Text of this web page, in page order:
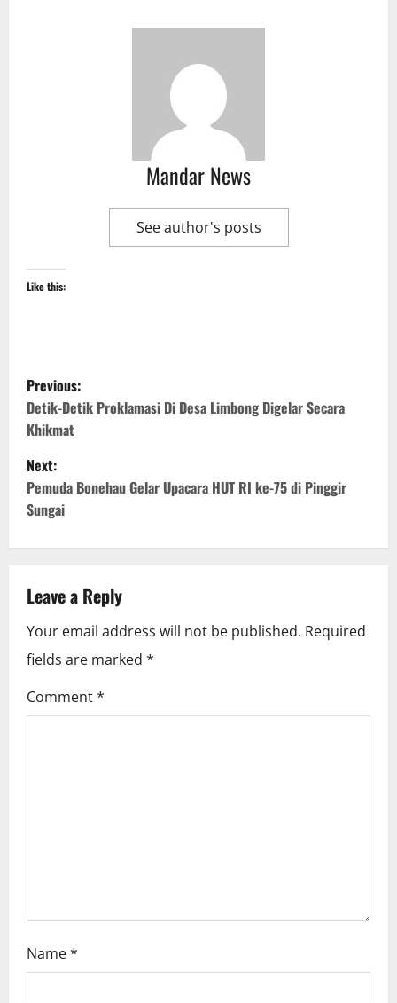
Mandar News
See author's posts
Like this:
P
o
s
t
n
v
i
g
a
Previous:
Detik-Detik Proklamasi Di Desa Limbong Digelar Secara
Khikmat
Next:
Pemuda Bonehau Gelar Upacara HUT RI ke-75 di Pinggir
Sungai
Leave a Reply
Your email address will not be published. Required
fields are marked *
Comment*
Name*